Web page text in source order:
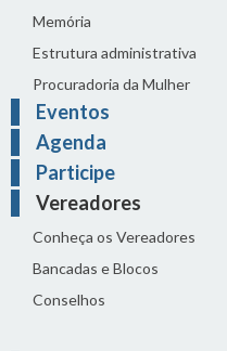
Memória
Estrutura administrativa
Procuradoria da Mulher
Eventos
Agenda
Participe
Vereadores
Conheça os Vereadores
Bancadas e Blocos
Conselhos